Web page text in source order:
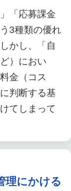
「応募課金
3種類の優れ
かし、「自
）におい
金（コス
判断する基
てしまって
理にかける